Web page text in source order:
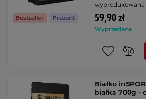
Bestseller Prezent
wyprodukowana
59,90 zł
Wyprzedane
Białko
białka 700g -